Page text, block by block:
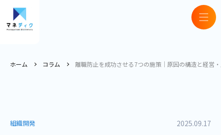
ホーム コラム 離職防止を成功させる7つの施策｜原因の構造と経営
組織開発 2025.09.17